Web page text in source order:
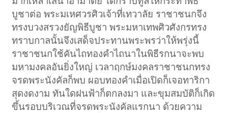
บูชาต่อ พระมเหศวรศิวเจ้าที่เทวาลัย ราชาชนกจึง
ทรงบวงสรวงยัญพิธีบูชา พระมหาเทพศิวศังกรทรง
ทราบกาลนั้นจึงเสด็จประทานพระพรว่าให้พรุ่งนี้
ราชาชนกใช้คันไถทองคำไถนาในพิธีรกนาจะพบ
มหามงคลอันยิ่งใหญ่ เวลาฤกษ์มงคลราชาชนกทรง
จรดพระนังคัลก็พบ ผอบทองคำเมื่อเปิดก็เจอทาริกา
สุดงดงาม ทันใดฝนฟ้าก็ตกลงมา และขุมสมบัติก็เกิด
ขึ้นรอบบริเวณที่จรดพระนังคัลแรกนา ด้วยความ